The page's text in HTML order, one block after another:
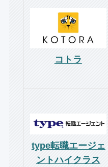
コトラ
type転職エージェ
ントハイクラス